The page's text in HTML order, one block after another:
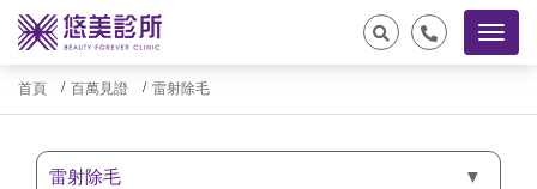
首頁 百萬見證 雷射除毛
雷射除毛